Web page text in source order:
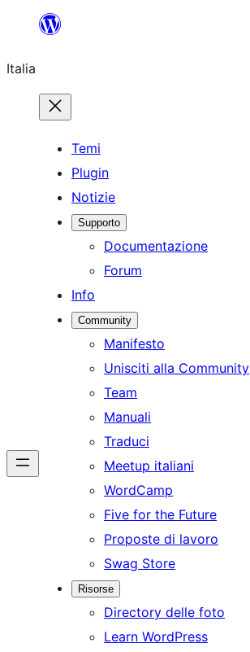
contenuto
Italia
Temi
Plugin
Notizie
Supporto
Documentazione
Forum
Info
Community
Manifesto
Unisciti alla Community
Team
Manuali
Traduci
Meetup italiani
WordCamp
Five for the Future
Proposte di lavoro
Swag Store
Risorse
Directory delle foto
Learn WordPress